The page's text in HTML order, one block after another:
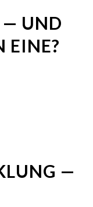
— UND
EINE?
—